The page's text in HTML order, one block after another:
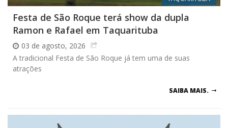
Festa de São Roque terá show da dupla
Ramon e Rafael em Taquarituba
03 de agosto, 2026
A tradicional Festa de São Roque já tem uma de suas
atrações
SAIBA MAIS.